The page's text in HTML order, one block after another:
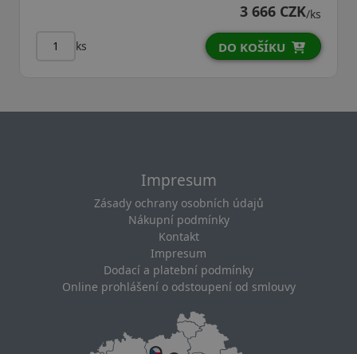
3 666 CZK/ks
ks DO KOŠÍKU
Impresum
Zásady ochrany osobních údajů
Nákupní podmínky
Kontakt
Impresum
Dodací a platební podmínky
Online prohlášení o odstoupení od smlouvy